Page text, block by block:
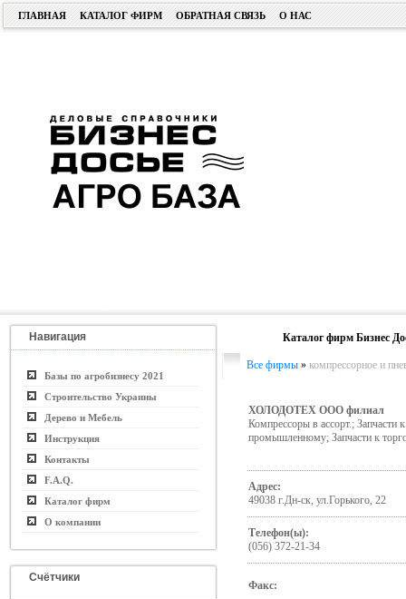
ГЛАВНАЯ КАТАЛОГ ФИРМ ОБРАТНАЯ СВЯЗЬ О НАС
Навигация
Базы по агробизнесу 2021
Строительство Украины
Дерево и Мебель
Инструкция
Контакты
F.A.Q.
Каталог фирм
О компании
Счётчики
Каталог фирм Бизнес
Все фирмы » компрессорное и
ХОЛОДОТЕХ ООО филиал
Компрессоры в ассорт.;
промышленному; Запчасти к
Адрес:
49038 г.Дн-ск, ул.Горького, 22
Телефон(ы):
(056) 372-21-34
Факс: